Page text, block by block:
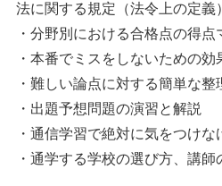
法に関する規定（法令上の定義）
・分野別における合格点の得点
・本番でミスをしないための
・難しい論点に対する簡単な整
・出題予想問題の演習と解説
・通信学習で絶対に気をつけな
・通学する学校の選び方、講